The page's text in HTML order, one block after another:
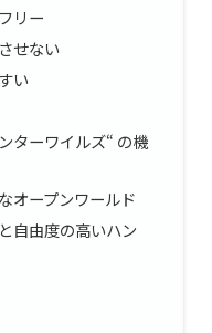
リー
せない
い
ターワイルズ“ の機
オープンワールド
自由度の高いハン